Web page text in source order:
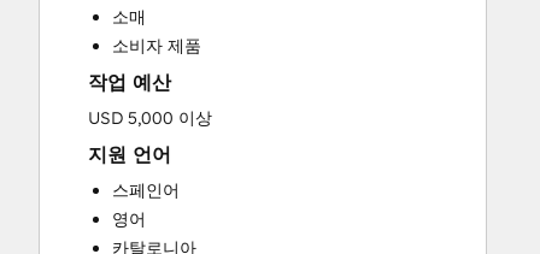
소매
소비자 제품
작업 예산
USD 5,000 이상
지원 언어
스페인어
영어
카탈로니아